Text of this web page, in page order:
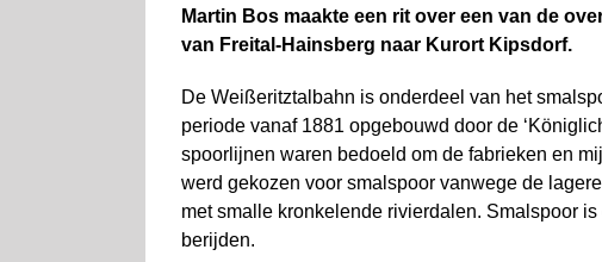
Martin Bos maakte een rit over een van de
van Freital-Hainsberg naar Kurort Kipsdorf.
De Weißeritztalbahn is onderdeel van het
periode vanaf 1881 opgebouwd door de
spoorlijnen waren bedoeld om de fabrieken en
werd gekozen voor smalspoor vanwege de
met smalle kronkelende rivier­dalen. Smalspoor
berijden.